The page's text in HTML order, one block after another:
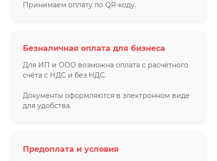
Принимаем оплату по QR-коду.
Безналичная оплата для бизнеса
Для ИП и ООО возможна оплата с расчётного
счёта с НДС и без НДС.
Документы оформляются в электронном виде
для удобства.
Предоплата и условия